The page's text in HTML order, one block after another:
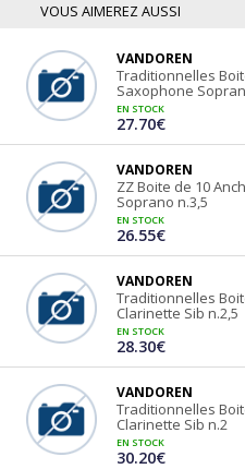
VOUS AIMEREZ AUSSI
VANDOREN
Traditionnelles
Saxophone
EN STOCK
27.70€
VANDOREN
ZZ Boite de 10
Soprano n.3,5
EN STOCK
26.55€
VANDOREN
Traditionnelles
Clarinette Sib n.2,5
EN STOCK
28.30€
VANDOREN
Traditionnelles
Clarinette Sib n.2
EN STOCK
30.20€